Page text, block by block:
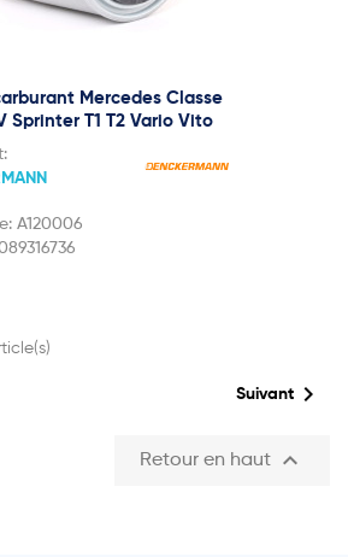
Mercedes Classe
Sprinter T1 T2 Vario Vito
A120006
Suivant 
Retour en haut 